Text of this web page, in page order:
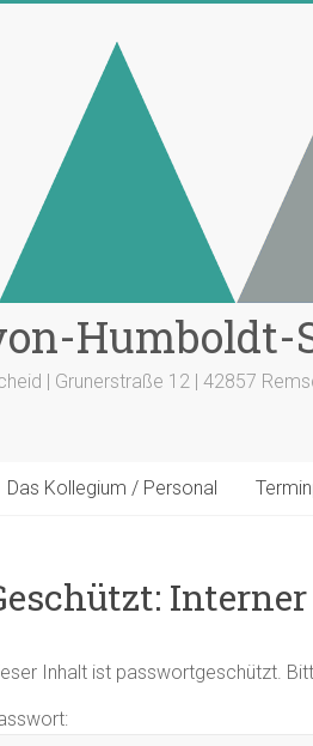
Humboldt-
| Grunerstraße 12 | 42857
Das Kollegium / Personal
Inhalt ist passwortgeschützt.